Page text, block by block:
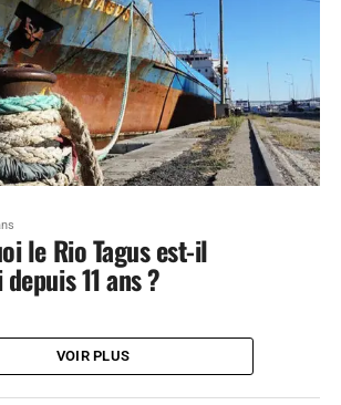
le Rio Tagus est-il
11 ans ?
VOIR PLUS